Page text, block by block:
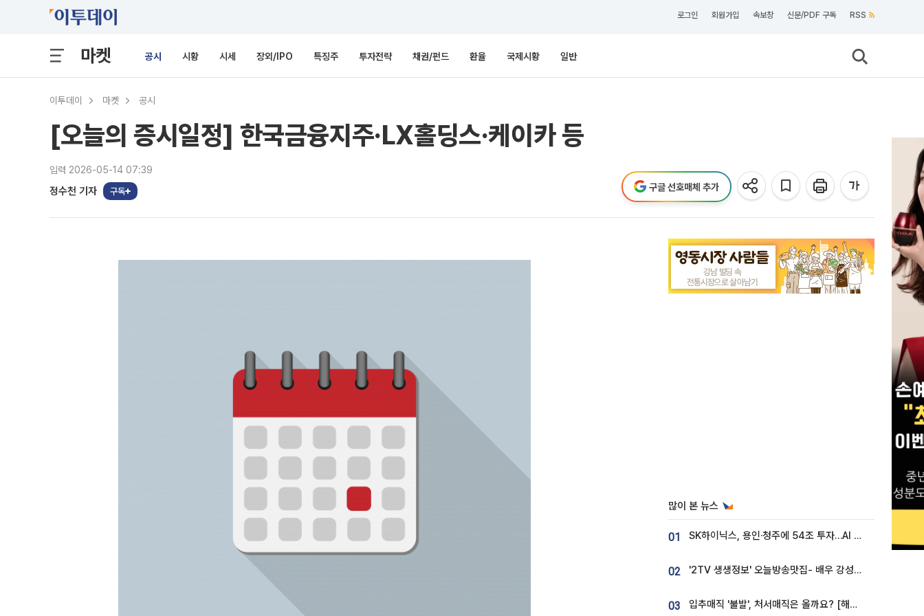
로그인 회원가입 속보창 신문/PDF 구독 RSS
마켓 공시 시황 시세 장외/IPO 특징주 투자전략 채권/펀드 환율 국제시황 일반
이투데이 마켓 공시
[오늘의 증시일정] 한국금융지주·LX홀딩스·케이카 등
입력 2026-05-14 07:39
정수천 기자 구독 구글 선호매체 추가
많이 본 뉴스
01 SK하이닉스, 용인·청주에 54조 투자…AI 메모리 생산기지 키운다
02 '2TV 생생정보' 오늘방송맛집- 배우 강성진 단골! 쌀국수ㆍ푸팟퐁 커리 맛집 '블○○○'
03 입추매직 '불발', 처서매직은 올까요? [해시태그]